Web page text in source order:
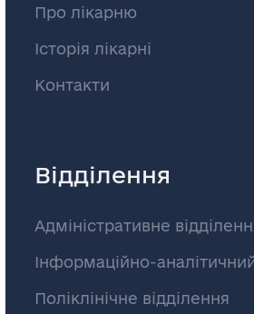
Про лікарню
Історія лікарні
Контакти
Відділення
Адміністративне
Інформаційно-
Поліклінічне відділення